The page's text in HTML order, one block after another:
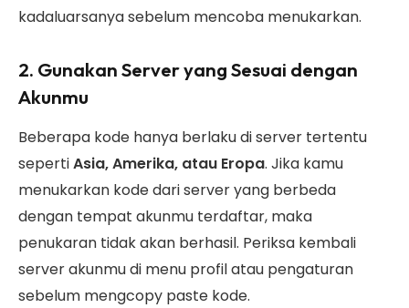
kadaluarsanya sebelum mencoba menukarkan.
2. Gunakan Server yang Sesuai dengan
Akunmu
Beberapa kode hanya berlaku di server tertentu
sepertiAsia, Amerika, atau Eropa. Jika kamu
menukarkan kode dari server yang berbeda
dengan tempat akunmu terdaftar, maka
penukaran tidak akan berhasil. Periksa kembali
server akunmu di menu profil atau pengaturan
sebelum mengcopy paste kode.